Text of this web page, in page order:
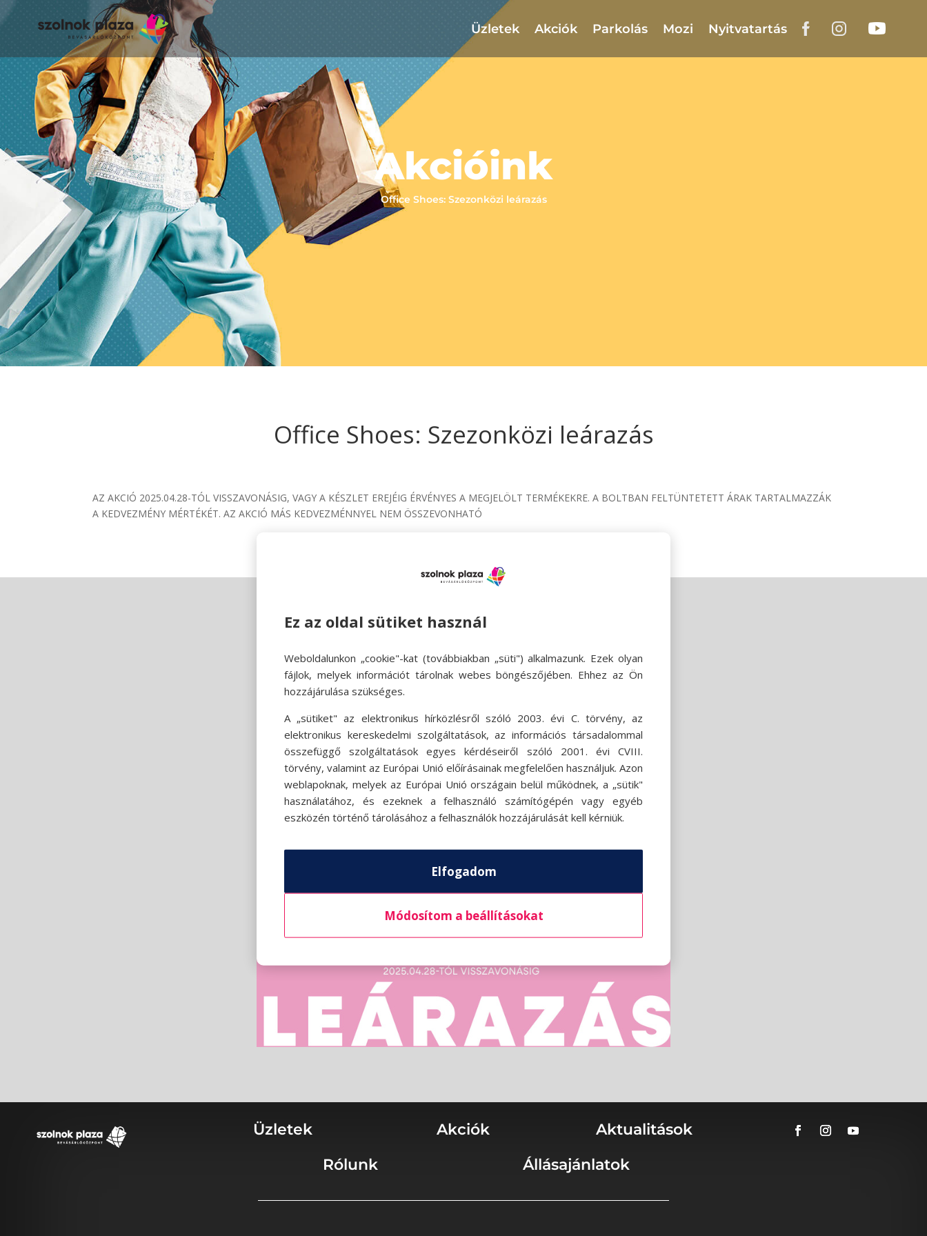
Üzletek Akciók Parkolás Mozi Nyitvatartás
Akcióink
Office Shoes: Szezonközi leárazás
Office Shoes: Szezonközi leárazás
AZ AKCIÓ 2025.04.28-TÓL VISSZAVONÁSIG, VAGY A KÉSZLET EREJÉIG ÉRVÉNYES A MEGJELÖLT TERMÉKEKRE. A BOLTBAN FELTÜNTETETT ÁRAK TARTALMAZZÁK
A KEDVEZMÉNY MÉRTÉKÉT. AZ AKCIÓ MÁS KEDVEZMÉNNYEL NEM ÖSSZEVONHATÓ
Üzletek Akciók
Aktualitások
Rólunk
Állásajánlatok
Ez az oldal sütiket használ
Weboldalunkon „cookie"-kat (továbbiakban „süti") alkalmazunk. Ezek olyan
fájlok, melyek információt tárolnak webes böngészőjében. Ehhez az Ön
hozzájárulása szükséges.
A „sütiket" az elektronikus hírközlésről szóló 2003. évi C. törvény, az
elektronikus kereskedelmi szolgáltatások, az információs társadalommal
összefüggő szolgáltatások egyes kérdéseiről szóló 2001. évi CVIII.
törvény, valamint az Európai Unió előírásainak megfelelően használjuk. Azon
weblapoknak, melyek az Európai Unió országain belül működnek, a „sütik"
használatához, és ezeknek a felhasználó számítógépén vagy egyéb
eszközén történő tárolásához a felhasználók hozzájárulását kell kérniük.
Elfogadom
Módosítom a beállításokat